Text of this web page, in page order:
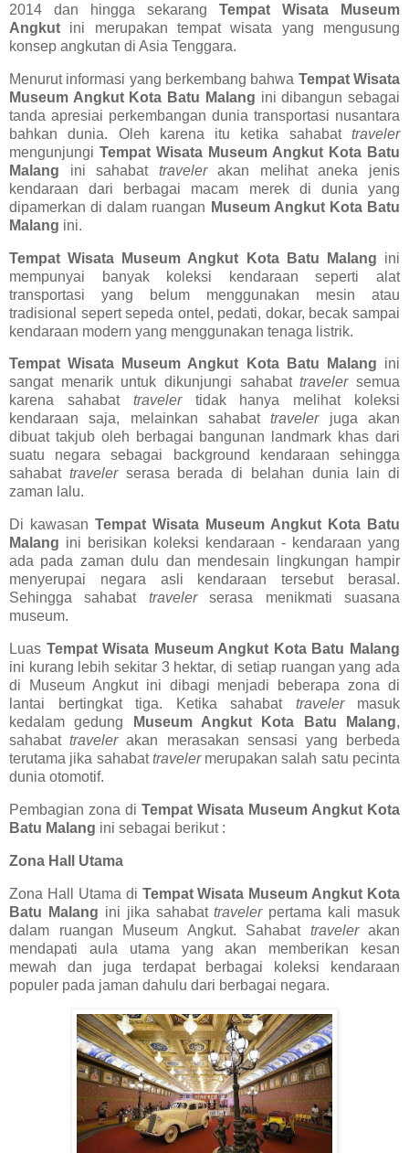
2014 dan hingga sekarang Tempat Wisata Museum
Angkut ini merupakan tempat wisata yang mengusung
konsep angkutan di Asia Tenggara.
Menurut informasi yang berkembang bahwa Tempat Wisata
Museum Angkut Kota Batu Malang ini dibangun sebagai
tanda apresiai perkembangan dunia transportasi nusantara
bahkan dunia. Oleh karena itu ketika sahabat traveler
mengunjungi Tempat Wisata Museum Angkut Kota Batu
Malang ini sahabat travelerakan melihat aneka jenis
kendaraan dari berbagai macam merek di dunia yang
dipamerkan di dalam ruangan Museum Angkut Kota Batu
Malang ini.
Tempat Wisata Museum Angkut Kota Batu Malang ini
mempunyai banyak koleksi kendaraan seperti alat
transportasi yang belum menggunakan mesin atau
tradisional sepert sepeda ontel, pedati, dokar, becak sampai
kendaraan modern yang menggunakan tenaga listrik.
Tempat Wisata Museum Angkut Kota Batu Malang ini
sangat menarik untuk dikunjungi sahabattravelersemua
karena sahabat travelertidak hanya melihat koleksi
kendaraan saja, melainkan sahabattravelerjuga akan
dibuat takjub oleh berbagai bangunan landmark khas dari
suatu negara sebagai background kendaraan sehingga
sahabat travelerserasa berada di belahan dunia lain di
zaman lalu.
Di kawasan Tempat Wisata Museum Angkut Kota Batu
Malang ini berisikan koleksi kendaraan - kendaraan yang
ada pada zaman dulu dan mendesain lingkungan hampir
menyerupai negara asli kendaraan tersebut berasal.
Sehingga sahabat travelerserasa menikmati suasana
museum.
Luas Tempat Wisata Museum Angkut Kota Batu Malang
ini kurang lebih sekitar 3 hektar, di setiap ruangan yang ada
di Museum Angkut ini dibagi menjadi beberapa zona di
lantai bertingkat tiga. Ketika sahabat travelermasuk
kedalam gedung
Museum Angkut Kota Batu Malang,
sahabattravelerakan merasakan sensasi yang berbeda
terutama jika sahabattravelermerupakan salah satu pecinta
dunia otomotif.
Pembagian zona di Tempat Wisata Museum Angkut Kota
Batu Malang ini sebagai berikut :
Zona Hall Utama
Zona Hall Utama di Tempat Wisata Museum Angkut Kota
Batu Malang ini jika sahabattravelerpertama kali masuk
dalam ruangan Museum Angkut. Sahabat travelerakan
mendapati aula utama yang akan memberikan kesan
mewah dan juga terdapat berbagai koleksi kendaraan
populer pada jaman dahulu dari berbagai negara.